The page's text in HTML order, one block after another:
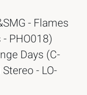
- Flames
PHO018)
Days (C-
- LO-